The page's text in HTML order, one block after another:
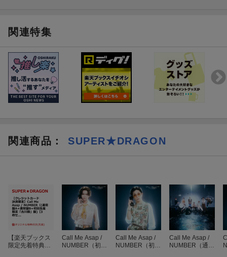
【イベント会場】
//ariake-hall.jp/access/
【出演】
SUPER★DRAGON（志村玲於、古川毅、ジャン海渡、飯島颯、伊
藤壮吾、田中洸希、池田彪馬、松村和哉、柴崎楽）
【イベント内容・スケジュール】 ※特典会のみのイベントとな
予定)
第3部／【抽選会当選者のみ】全員集合撮影会：第2部終了後に当
選番号順に整列
第4部／3or4ショット撮影会：15:45開始予定 (入場整列受付15:3
0〜16:00予定)
第5部／個別サイン会：17:30開始予定 (入場整列受付17:15〜17:4
関連特集
関連商品 ： SUPER★DRAGON
【楽天ブックス
限定先着特典】
Call Me Asap /
NUMBER（初回
Call Me Asap /
NUMBER（初回
Call Me Asap /
NUMBER（通常